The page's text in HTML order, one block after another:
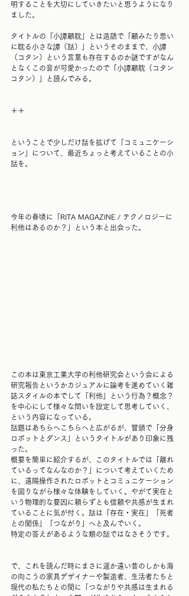
明することを大切にしていきたいと思うようになり
ました。
タイトルの「小譚顧耽」とは造語で「顧みたり思い
に耽る小さな譚（話）」というそのままで、小譚
（コタン）という言葉も存在するのか謎ですがなん
となくこの音が可愛かったので「小譚顧耽（コタン
コタン）」と読んでみる。
＋＋
ということで少しだけ話を拡げて「コミュニケーシ
ョン」について、最近ちょっと考えていることの小
話を。
今年の春頃に「RITA MAGAZINE / テクノロジーに
利他はあるのか？」という本と出会った。
この本は東京工業大学の利他研究会という会による
研究報告というかカジュアルに論考を進めていく雑
誌スタイルの本でして「利他」という行為？概念？
を中心にして様々な問いを設定して思考していく、
という内容になっている。
話題はあちらへこちらへと広がるが、冒頭で「分身
ロボットとダンス」というタイトルがあり印象に残
った。
概要を簡単に紹介するが、このタイトルでは「離れ
ているってなんなのか？」について考えていくため
に、遠隔操作されたロボットとコミュニケーション
を図りながら様々な体験をしていく。やがて実在と
いう物理的な要因に頼らずとも信頼や共感が生まれ
ていることに気が付く。話は「存在・実在」「死者
との関係」「つながり」へと及んでいく。
特定の答えがあるような類の話ではなさそうです。
で、これを読んだ時にまさに遥か遠い昔のしかも海
の向こうの家具デザイナーや製造者、生活者たちと
現代の私たちとの間に「つながりや共感は生まれる